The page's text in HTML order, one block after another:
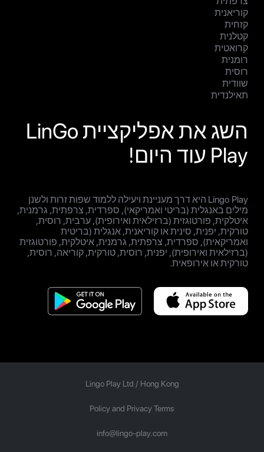
קוריאנית
קזחית
קטלנית
קרואטית
רומנית
רוסית
שוודית
תאילנדית
השג את אפליקציית LinGo
Play עוד היום!
Lingo Play היא דרך מעניינת ויעילה ללמוד שפות זרות ולשנן
מילים באנגלית (בריטי ואמריקאי), ספרדית, צרפתית, גרמנית,
איטלקית, פורטוגזית (ברזילאית ואירופית), ערבית, רוסית,
טורקית, יפנית, סינית או קוריאנית, אנגלית (בריטית
ואמריקאית), ספרדית, צרפתית, גרמנית, איטלקית, פורטוגזית
(ברזילאית ואירופית), יפנית, רוסית, טורקית, קוריאה, רוסית,
טורקית או אירופאית.
Lingo Play Ltd / Hong Kong
Policy and Privacy Terms
info@lingo-play.com